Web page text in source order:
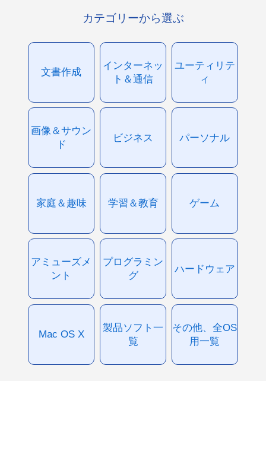
カテゴリーから選ぶ
文書作成
インターネッ
ト＆通信
ユーティリテ
ィ
画像＆サウン
ド
ビジネス パーソナル
家庭＆趣味 学習＆教育 ゲーム
アミューズメ
ント
プログラミン
グ
ハードウェア
Mac OS X
製品ソフト一
覧
その他、全OS
用一覧